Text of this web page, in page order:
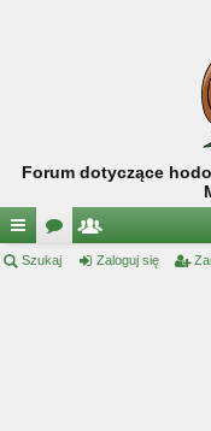
Forum dotyczące
ię or ży
Szukaj Zaloguj się